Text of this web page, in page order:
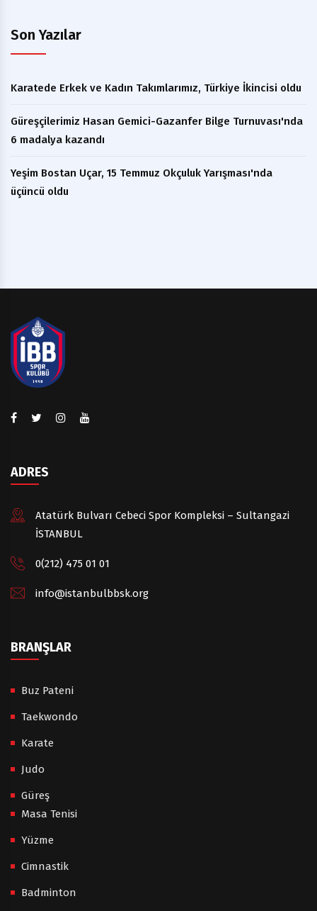
Son Yazılar
Karatede Erkek ve Kadın Takımlarımız, Türkiye İkincisi oldu
Güreşçilerimiz Hasan Gemici-Gazanfer Bilge Turnuvası'nda
6 madalya kazandı
Yeşim Bostan Uçar, 15 Temmuz Okçuluk Yarışması'nda
üçüncü oldu
ADRES
Atatürk Bulvarı Cebeci Spor Kompleksi – Sultangazi
İSTANBUL
0(212) 475 01 01
info@istanbulbbsk.org
BRANŞLAR
Buz Pateni
Taekwondo
Karate
Judo
Güreş
Masa Tenisi
Yüzme
Cimnastik
Badminton